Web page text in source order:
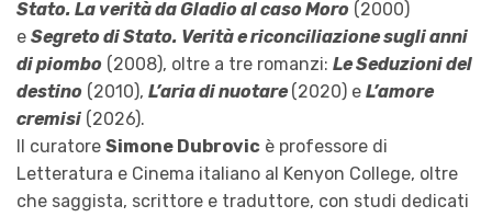
Stato. La verità da Gladio al caso Moro (2000)
e Segreto di Stato. Verità e riconciliazione sugli anni
di piombo (2008), oltre a tre romanzi: Le Seduzioni del
destino (2010), L’aria di nuotare (2020) e L’amore
cremisi (2026).
Il curatore Simone Dubrovic è professore di
Letteratura e Cinema italiano al Kenyon College, oltre
che saggista, scrittore e traduttore, con studi dedicati